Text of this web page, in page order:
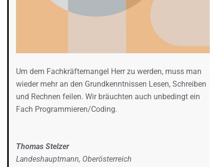
Um dem Fachkräftemangel Herr zu werden, muss man
wieder mehr an den Grundkenntnissen Lesen, Schreiben
und Rechnen feilen. Wir bräuchten auch unbedingt ein
Fach Programmieren/Coding.
Thomas Stelzer
Landeshauptmann, Oberösterreich